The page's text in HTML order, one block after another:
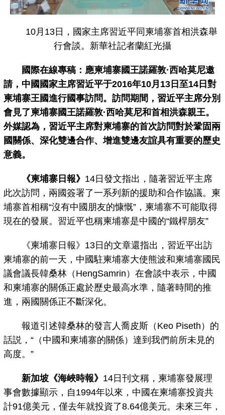
10月13日，國家主席習近平同柬埔寨首相洪森舉
行會談。新華社記者蘭紅光攝
國際在線專稿：應柬埔寨國王諾羅敦·西哈莫尼邀
請，中國國家主席習近平于2016年10月13日至14日對
柬埔寨王國進行國事訪問。訪問期間，習近平主席分別
會見了柬埔寨國王諾羅敦·西哈莫尼和首相洪森親王。
外媒認為，習近平主席對柬埔寨的首次訪問對於鞏固兩
國關係、深化雙邊合作、增進雙邊友誼具有重要的歷史
意義。
《柬埔寨日報》 14日發文指出，隨著習近平主席
此次訪問，兩國簽署了一系列新的援助和合作協議。柬
埔寨首相稱“沒有中國朋友的慷慨”，柬埔寨不可能取得
現在的發展。習近平也稱柬埔寨是中國的“鐵桿朋友”
《柬埔寨日報》13日的文章還指出，習近平出訪
柬埔寨的前一天，中國駐柬埔寨大使熊波和柬埔寨國民
議會議長韓桑林（HengSamrin）在會談中表示，中國
和柬埔寨的關係正處於歷史最高水準，隨著時間的推
進，兩國關係正不斷深化。
報道引述韓桑林的發言人喬皮斯（Keo Piseth）的
話説，“（中國和柬埔寨的關係）達到我們前所未見的
高度。”
新加坡《海峽時報》 14日刊文稱，柬埔寨發展理
事會數據顯示，自1994年以來，中國在柬埔寨投資共
計91億美元，僅去年就投資了8.64億美元。未來三年，